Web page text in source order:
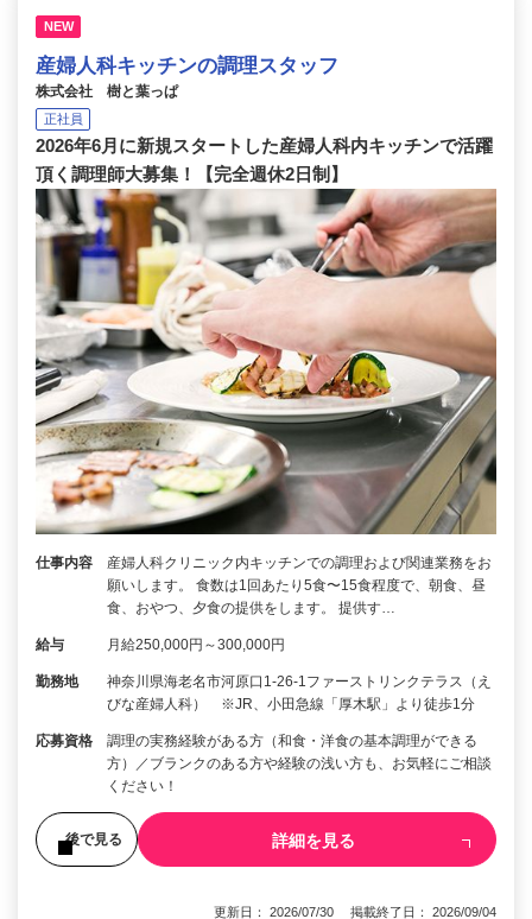
NEW
産婦人科キッチンの調理スタッフ
株式会社 樹と葉っぱ
正社員
2026年6月に新規スタートした産婦人科内キッチンで活躍
頂く調理師大募集！【完全週休2日制】
仕事内容
産婦人科クリニック内キッチンでの調理および関連業務をお
願いします。 食数は1回あたり5食〜15食程度で、朝食、昼
食、おやつ、夕食の提供をします。 提供す…
給与 月給250,000円～300,000円
勤務地
神奈川県海老名市河原口1-26-1ファーストリンクテラス（え
びな産婦人科） ※JR、小田急線「厚木駅」より徒歩1分
応募資格
調理の実務経験がある方（和食・洋食の基本調理ができる
方）／ブランクのある方や経験の浅い方も、お気軽にご相談
ください！
後で見る 詳細を見る
更新日： 2026/07/30 掲載終了日： 2026/09/04